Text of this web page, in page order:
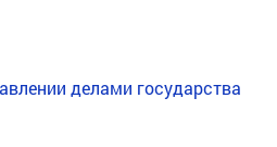
делами государства